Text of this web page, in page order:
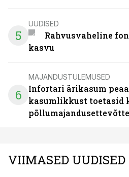
5
UUDISED
Rahvusvaheline
kasvu
6
MAJANDUSTULEMUSED
Infortari ärikasum
kasumlikkust toetasid
VIIMASED UUDISED